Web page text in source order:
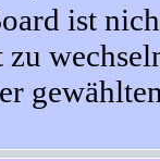
ist